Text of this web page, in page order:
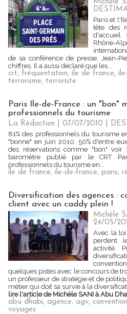
Michèle
Paris et
tête des
d'accueil
Rhône-
de sa conférence de presse, Jean-
chiffres. Il a aussi déclaré que les...
crt, fréquentation, ile de france,
terrorisme, terroriste
Paris Ile-de-France : un "bon"
professionnels du tourisme
La Rédaction | 07/07/2010
81% des professionnels du tourisme
"bonne" en juin 2010. 50% d'entre
des réservations comme "bon"
baromètre publié par le CRT
professionnels du tourisme en...
ile de france, ile-de-france, paris,
Diversification des agences :
client avec un caddy plein !
Michèle
24/05/
Avec la
perdent
activité.
quelques pistes avec le concours de
un professeur de stratégie et de
métier qui doit sa survie à la
lire l'article de Michèle SANI à Abu
abu dhabi, agence, agv, convention
voyages